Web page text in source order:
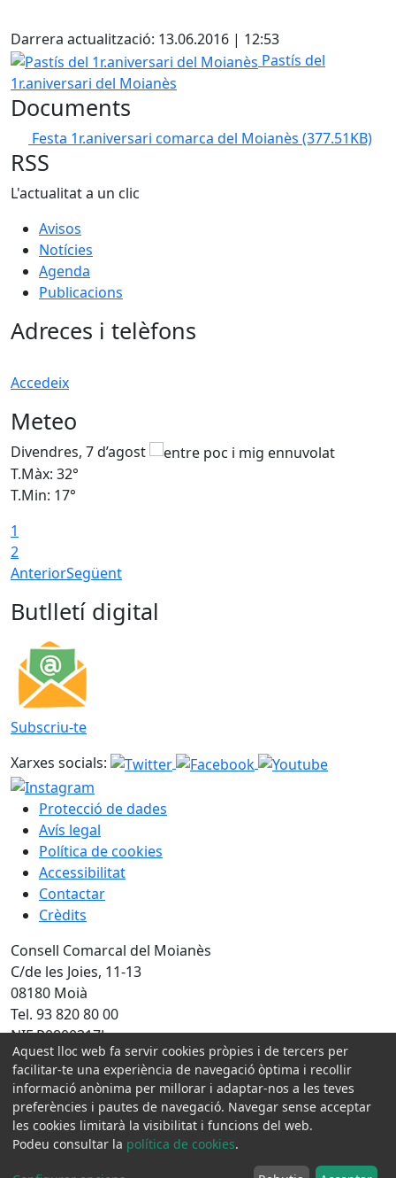
Darrera actualització: 13.06.2016 | 12:53
Pastís del 1r.aniversari del Moianès
Pastís del
1r.aniversari del Moianès
Documents
Festa 1r.aniversari comarca del Moianès (377.51KB)
RSS
L'actualitat a un clic
Avisos
Notícies
Agenda
Publicacions
Adreces i telèfons
Accedeix
Meteo
Divendres, 7 d’agost
T.Màx: 32°
T.Min: 17°
1
2
AnteriorSegüent
Butlletí digital
Subscriu-te
Xarxes socials:
Protecció de dades
Avís legal
Política de cookies
Accessibilitat
Contactar
Crèdits
Consell Comarcal del Moianès
C/de les Joies, 11-13
08180 Moià
Tel. 93 820 80 00
NIF P0800317J
Amb la col·laboració de:
Aquest lloc web fa servir cookies pròpies i de tercers per
facilitar-te una experiència de navegació òptima i recollir
informació anònima per millorar i adaptar-nos a les teves
preferències i pautes de navegació. Navegar sense acceptar
les cookies limitarà la visibilitat i funcions del web.
Podeu consultar la política de cookies.